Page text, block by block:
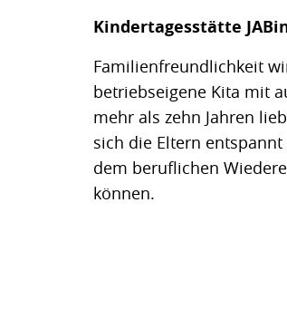
Kindertagesstätte
Familienfreundlichkeit
betriebseigene Kita mit
mehr als zehn Jahren
sich die Eltern
dem beruflichen
können.